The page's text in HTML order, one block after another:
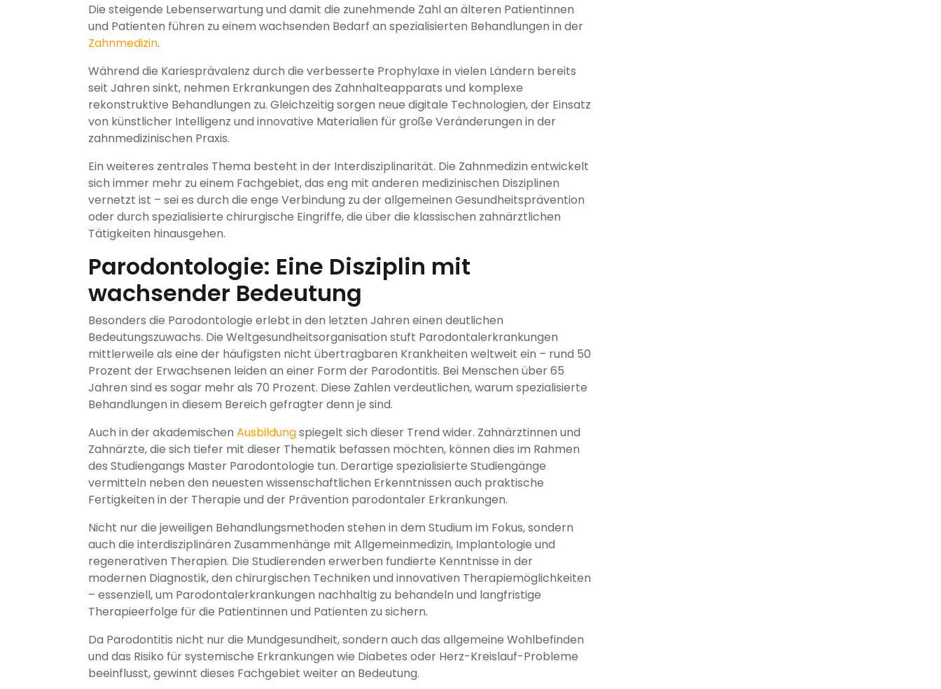
Die steigende Lebenserwartung und damit die zunehmende Zahl an älteren Patientinnen
und Patienten führen zu einem wachsenden Bedarf an spezialisierten Behandlungen in der
Zahnmedizin.
Während die Kariesprävalenz durch die verbesserte Prophylaxe in vielen Ländern bereits
seit Jahren sinkt, nehmen Erkrankungen des Zahnhalteapparats und komplexe
rekonstruktive Behandlungen zu. Gleichzeitig sorgen neue digitale Technologien, der Einsatz
von künstlicher Intelligenz und innovative Materialien für große Veränderungen in der
zahnmedizinischen Praxis.
Ein weiteres zentrales Thema besteht in der Interdisziplinarität. Die Zahnmedizin entwickelt
sich immer mehr zu einem Fachgebiet, das eng mit anderen medizinischen Disziplinen
vernetzt ist – sei es durch die enge Verbindung zu der allgemeinen Gesundheitsprävention
oder durch spezialisierte chirurgische Eingriffe, die über die klassischen zahnärztlichen
Tätigkeiten hinausgehen.
Parodontologie: Eine Disziplin mit
wachsender Bedeutung
Besonders die Parodontologie erlebt in den letzten Jahren einen deutlichen
Bedeutungszuwachs. Die Weltgesundheitsorganisation stuft Parodontalerkrankungen
mittlerweile als eine der häufigsten nicht übertragbaren Krankheiten weltweit ein – rund 50
Prozent der Erwachsenen leiden an einer Form der Parodontitis. Bei Menschen über 65
Jahren sind es sogar mehr als 70 Prozent. Diese Zahlen verdeutlichen, warum spezialisierte
Behandlungen in diesem Bereich gefragter denn je sind.
Auch in der akademischen Ausbildungspiegelt sich dieser Trend wider. Zahnärztinnen und
Zahnärzte, die sich tiefer mit dieser Thematik befassen möchten, können dies im Rahmen
des Studiengangs Master Parodontologie tun. Derartige spezialisierte Studiengänge
vermitteln neben den neuesten wissenschaftlichen Erkenntnissen auch praktische
Fertigkeiten in der Therapie und der Prävention parodontaler Erkrankungen.
Nicht nur die jeweiligen Behandlungsmethoden stehen in dem Studium im Fokus, sondern
auch die interdisziplinären Zusammenhänge mit Allgemeinmedizin, Implantologie und
regenerativen Therapien. Die Studierenden erwerben fundierte Kenntnisse in der
modernen Diagnostik, den chirurgischen Techniken und innovativen Therapiemöglichkeiten
– essenziell, um Parodontalerkrankungen nachhaltig zu behandeln und langfristige
Therapieerfolge für die Patientinnen und Patienten zu sichern.
Da Parodontitis nicht nur die Mundgesundheit, sondern auch das allgemeine Wohlbefinden
und das Risiko für systemische Erkrankungen wie Diabetes oder Herz-Kreislauf-Probleme
beeinflusst, gewinnt dieses Fachgebiet weiter an Bedeutung.